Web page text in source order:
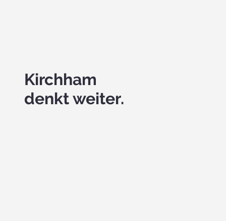
Kirchham
denkt weiter.